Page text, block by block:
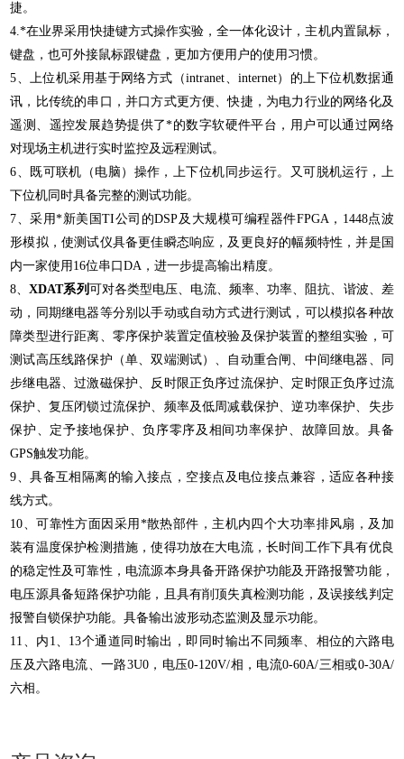
捷。
4.*在业界采用快捷键方式操作实验，全一体化设计，主机内置鼠标，
键盘，也可外接鼠标跟键盘，更加方便用户的使用习惯。
5、上位机采用基于网络方式（intranet、internet）的上下位机数据通
讯，比传统的串口，并口方式更方便、快捷，为电力行业的网络化及
遥测、遥控发展趋势提供了*的数字软硬件平台，用户可以通过网络
对现场主机进行实时监控及远程测试。
6、既可联机（电脑）操作，上下位机同步运行。又可脱机运行，上
下位机同时具备完整的测试功能。
7、采用*新美国TI公司的DSP及大规模可编程器件FPGA，1448点波
形模拟，使测试仪具备更佳瞬态响应，及更良好的幅频特性，并是国
内一家使用16位串口DA，进一步提高输出精度。
8、XDAT系列 可对各类型电压、电流、频率、功率、阻抗、谐波、差
动，同期继电器等分别以手动或自动方式进行测试，可以模拟各种故
障类型进行距离、零序保护装置定值校验及保护装置的整组实验，可
测试高压线路保护（单、双端测试）、自动重合闸、中间继电器、同
步继电器、过激磁保护、反时限正负序过流保护、定时限正负序过流
保护、复压闭锁过流保护、频率及低周减载保护、逆功率保护、失步
保护、定予接地保护、负序零序及相间功率保护、故障回放。具备
GPS触发功能。
9、具备互相隔离的输入接点，空接点及电位接点兼容，适应各种接
线方式。
10、可靠性方面因采用*散热部件，主机内四个大功率排风扇，及加
装有温度保护检测措施，使得功放在大电流，长时间工作下具有优良
的稳定性及可靠性，电流源本身具备开路保护功能及开路报警功能，
电压源具备短路保护功能，且具有削顶失真检测功能，及误接线判定
报警自锁保护功能。具备输出波形动态监测及显示功能。
11、内1、13个通道同时输出，即同时输出不同频率、相位的六路电
压及六路电流、一路3U0，电压0-120V/相，电流0-60A/三相或0-30A/
六相。